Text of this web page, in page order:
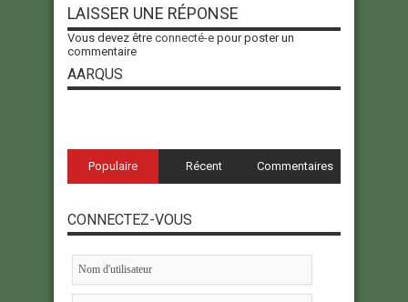
LAISSER UNE RÉPONSE
Vous devez être connecté-e pour poster un
commentaire
AARQUS
Populaire Récent Commentaires
CONNECTEZ-VOUS